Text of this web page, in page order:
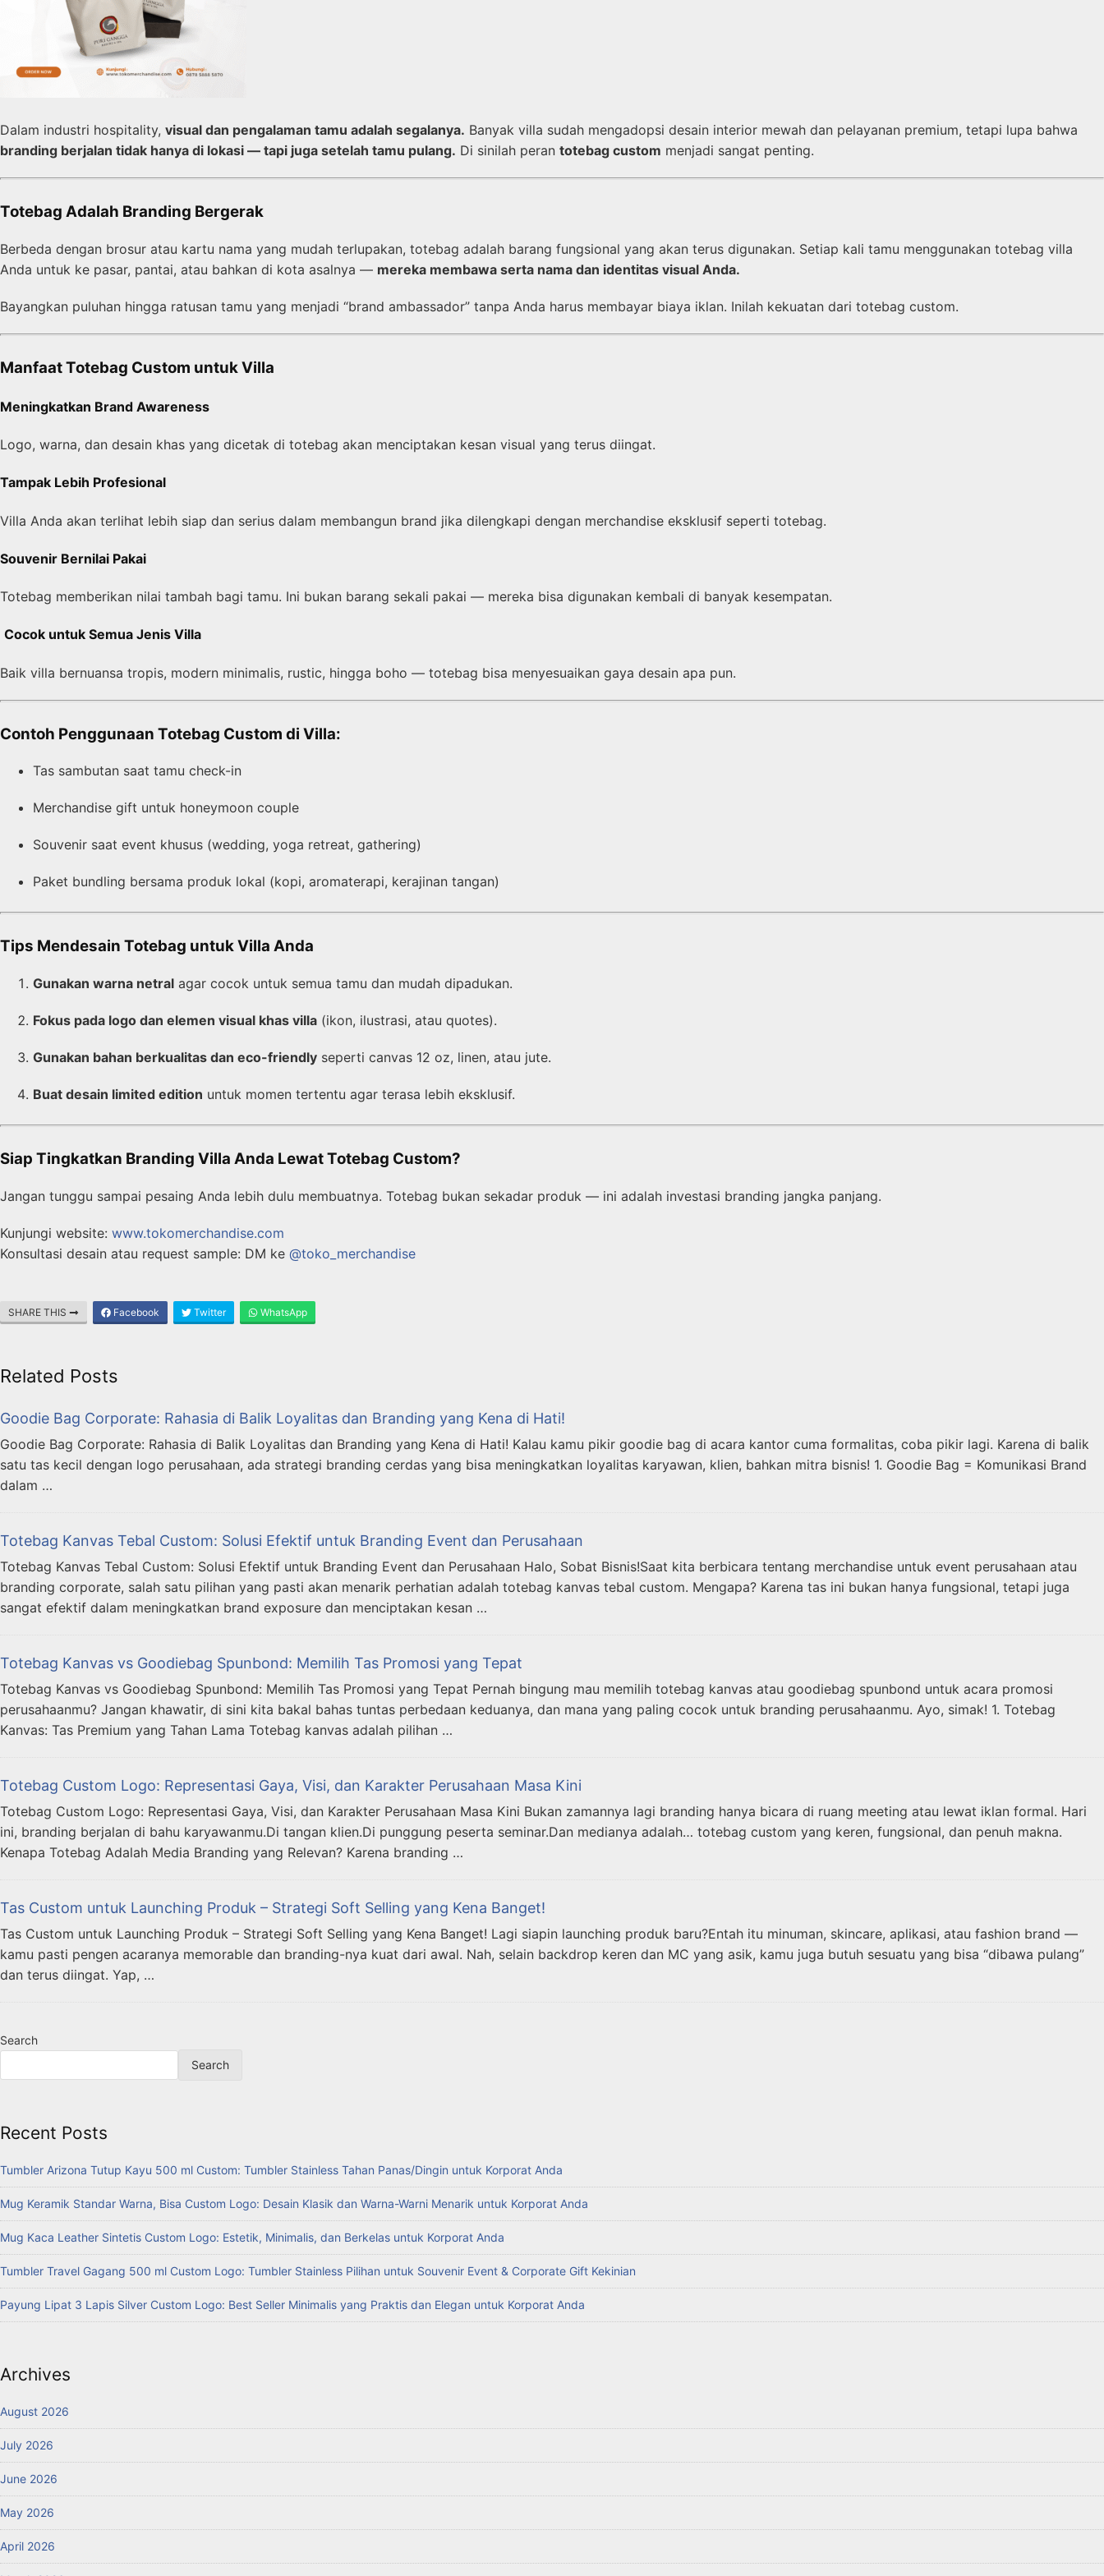
Dalam industri hospitality, visual dan pengalaman tamu adalah segalanya. Banyak villa sudah mengadopsi desain interior mewah dan pelayanan premium, tetapi lupa bahwa
branding berjalan tidak hanya di lokasi — tapi juga setelah tamu pulang. Di sinilah peran totebag custom menjadi sangat penting.
Totebag Adalah Branding Bergerak
Berbeda dengan brosur atau kartu nama yang mudah terlupakan, totebag adalah barang fungsional yang akan terus digunakan. Setiap kali tamu menggunakan totebag villa
Anda untuk ke pasar, pantai, atau bahkan di kota asalnya — mereka membawa serta nama dan identitas visual Anda.
Bayangkan puluhan hingga ratusan tamu yang menjadi “brand ambassador” tanpa Anda harus membayar biaya iklan. Inilah kekuatan dari totebag custom.
Manfaat Totebag Custom untuk Villa
Meningkatkan Brand Awareness
Logo, warna, dan desain khas yang dicetak di totebag akan menciptakan kesan visual yang terus diingat.
Tampak Lebih Profesional
Villa Anda akan terlihat lebih siap dan serius dalam membangun brand jika dilengkapi dengan merchandise eksklusif seperti totebag.
Souvenir Bernilai Pakai
Totebag memberikan nilai tambah bagi tamu. Ini bukan barang sekali pakai — mereka bisa digunakan kembali di banyak kesempatan.
Cocok untuk Semua Jenis Villa
Baik villa bernuansa tropis, modern minimalis, rustic, hingga boho — totebag bisa menyesuaikan gaya desain apa pun.
Contoh Penggunaan Totebag Custom di Villa:
Tas sambutan saat tamu check-in
Merchandise gift untuk honeymoon couple
Souvenir saat event khusus (wedding, yoga retreat, gathering)
Paket bundling bersama produk lokal (kopi, aromaterapi, kerajinan tangan)
Tips Mendesain Totebag untuk Villa Anda
Gunakan warna netral agar cocok untuk semua tamu dan mudah dipadukan.
Fokus pada logo dan elemen visual khas villa (ikon, ilustrasi, atau quotes).
Gunakan bahan berkualitas dan eco-friendly seperti canvas 12 oz, linen, atau jute.
Buat desain limited edition untuk momen tertentu agar terasa lebih eksklusif.
Siap Tingkatkan Branding Villa Anda Lewat Totebag Custom?
Jangan tunggu sampai pesaing Anda lebih dulu membuatnya. Totebag bukan sekadar produk — ini adalah investasi branding jangka panjang.
Kunjungi website: www.tokomerchandise.com
Konsultasi desain atau request sample: DM ke @toko_merchandise
SHARE THIS Facebook Twitter WhatsApp
Related Posts
Goodie Bag Corporate: Rahasia di Balik Loyalitas dan Branding yang Kena di Hati!
Goodie Bag Corporate: Rahasia di Balik Loyalitas dan Branding yang Kena di Hati! Kalau kamu pikir goodie bag di acara kantor cuma formalitas, coba pikir lagi. Karena di balik
satu tas kecil dengan logo perusahaan, ada strategi branding cerdas yang bisa meningkatkan loyalitas karyawan, klien, bahkan mitra bisnis! 1. Goodie Bag = Komunikasi Brand
dalam …
Totebag Kanvas Tebal Custom: Solusi Efektif untuk Branding Event dan Perusahaan
Totebag Kanvas Tebal Custom: Solusi Efektif untuk Branding Event dan Perusahaan Halo, Sobat Bisnis!Saat kita berbicara tentang merchandise untuk event perusahaan atau
branding corporate, salah satu pilihan yang pasti akan menarik perhatian adalah totebag kanvas tebal custom. Mengapa? Karena tas ini bukan hanya fungsional, tetapi juga
sangat efektif dalam meningkatkan brand exposure dan menciptakan kesan …
Totebag Kanvas vs Goodiebag Spunbond: Memilih Tas Promosi yang Tepat
Totebag Kanvas vs Goodiebag Spunbond: Memilih Tas Promosi yang Tepat Pernah bingung mau memilih totebag kanvas atau goodiebag spunbond untuk acara promosi
perusahaanmu? Jangan khawatir, di sini kita bakal bahas tuntas perbedaan keduanya, dan mana yang paling cocok untuk branding perusahaanmu. Ayo, simak! 1. Totebag
Kanvas: Tas Premium yang Tahan Lama Totebag kanvas adalah pilihan …
Totebag Custom Logo: Representasi Gaya, Visi, dan Karakter Perusahaan Masa Kini
Totebag Custom Logo: Representasi Gaya, Visi, dan Karakter Perusahaan Masa Kini Bukan zamannya lagi branding hanya bicara di ruang meeting atau lewat iklan formal. Hari
ini, branding berjalan di bahu karyawanmu.Di tangan klien.Di punggung peserta seminar.Dan medianya adalah… totebag custom yang keren, fungsional, dan penuh makna.
Kenapa Totebag Adalah Media Branding yang Relevan? Karena branding …
Tas Custom untuk Launching Produk – Strategi Soft Selling yang Kena Banget!
Tas Custom untuk Launching Produk – Strategi Soft Selling yang Kena Banget! Lagi siapin launching produk baru?Entah itu minuman, skincare, aplikasi, atau fashion brand —
kamu pasti pengen acaranya memorable dan branding-nya kuat dari awal. Nah, selain backdrop keren dan MC yang asik, kamu juga butuh sesuatu yang bisa “dibawa pulang”
dan terus diingat. Yap, …
Search
Search
Recent Posts
Tumbler Arizona Tutup Kayu 500 ml Custom: Tumbler Stainless Tahan Panas/Dingin untuk Korporat Anda
Mug Keramik Standar Warna, Bisa Custom Logo: Desain Klasik dan Warna-Warni Menarik untuk Korporat Anda
Mug Kaca Leather Sintetis Custom Logo: Estetik, Minimalis, dan Berkelas untuk Korporat Anda
Tumbler Travel Gagang 500 ml Custom Logo: Tumbler Stainless Pilihan untuk Souvenir Event & Corporate Gift Kekinian
Payung Lipat 3 Lapis Silver Custom Logo: Best Seller Minimalis yang Praktis dan Elegan untuk Korporat Anda
Archives
August 2026
July 2026
June 2026
May 2026
April 2026